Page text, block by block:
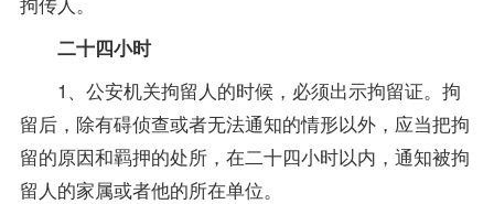
二十四小时
1、公安机关拘留人的时候，必须出示拘留证。拘
留后，除有碍侦查或者无法通知的情形以外，应当把拘
留的原因和羁押的处所，在二十四小时以内，通知被拘
留人的家属或者他的所在单位。